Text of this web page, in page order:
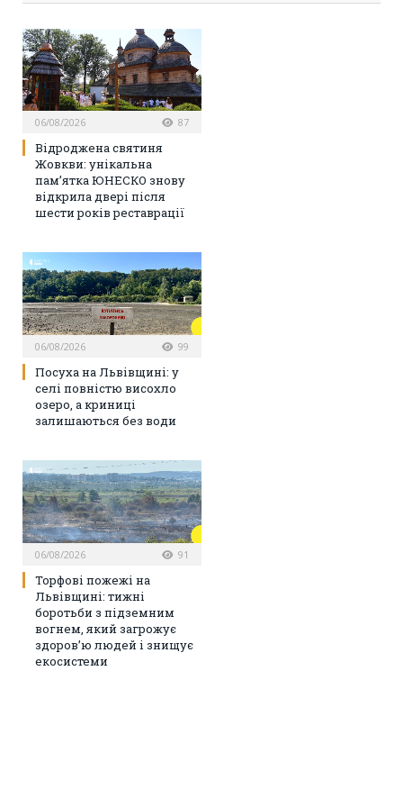
06/08/2026 87
Відроджена святиня
Жовкви: унікальна
пам’ятка ЮНЕСКО знову
відкрила двері після
шести років реставрації
06/08/2026 99
Посуха на Львівщині: у
селі повністю висохло
озеро, а криниці
залишаються без води
06/08/2026 91
Торфові пожежі на
Львівщині: тижні
боротьби з підземним
вогнем, який загрожує
здоров’ю людей і знищує
екосистеми